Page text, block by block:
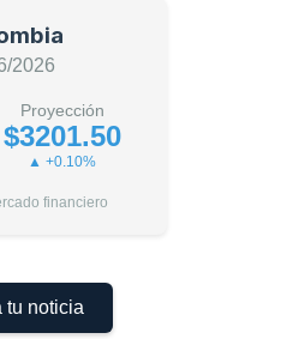
2026
Proyección
$3201.50
▲ +0.10%
financiero
tu noticia